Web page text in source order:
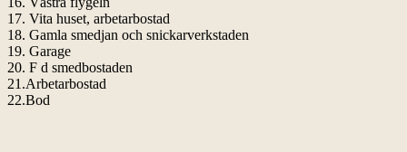
17. Vita huset, arbetarbostad
18. Gamla smedjan och snickarverkstaden
19. Garage
20. F d smedbostaden
21.Arbetarbostad
22.Bod